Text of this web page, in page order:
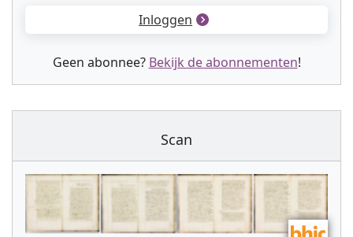
Inloggen
Geen abonnee? Bekijk de abonnementen!
Scan